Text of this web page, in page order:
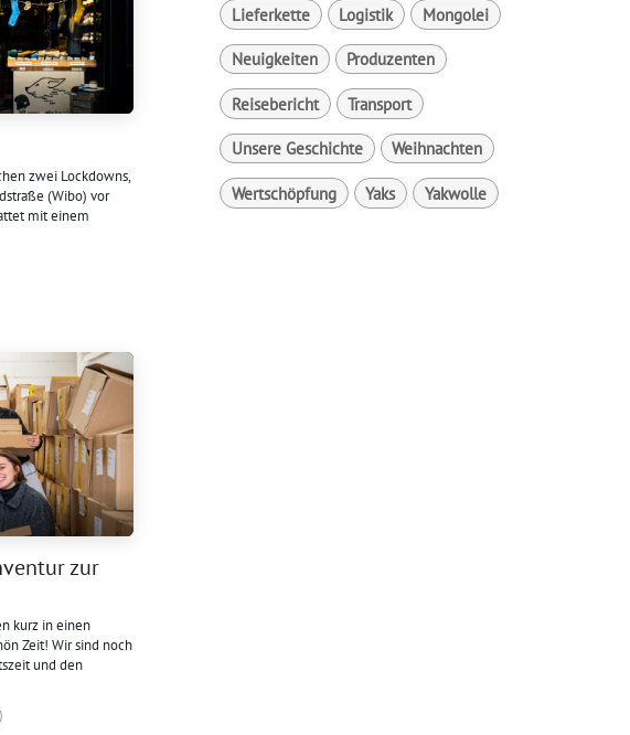
zwei Lockdowns,
(Wibo) vor
mit einem
zur
kurz in einen
Zeit! Wir sind noch
und den
Lieferkette Logistik Mongolei
Neuigkeiten Produzenten
Reisebericht Transport
Unsere Geschichte Weihnachten
Wertschöpfung Yaks Yakwolle